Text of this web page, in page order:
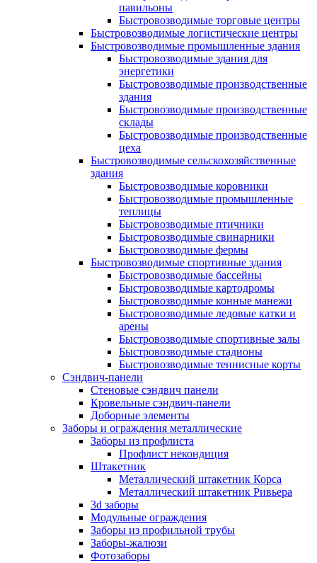
павильоны
Быстровозводимые торговые центры
Быстровозводимые логистические центры
Быстровозводимые промышленные здания
Быстровозводимые здания для
энергетики
Быстровозводимые производственные
здания
Быстровозводимые производственные
склады
Быстровозводимые производственные
цеха
Быстровозводимые сельскохозяйственные
здания
Быстровозводимые коровники
Быстровозводимые промышленные
теплицы
Быстровозводимые птичники
Быстровозводимые свинарники
Быстровозводимые фермы
Быстровозводимые спортивные здания
Быстровозводимые бассейны
Быстровозводимые картодромы
Быстровозводимые конные манежи
Быстровозводимые ледовые катки и
арены
Быстровозводимые спортивные залы
Быстровозводимые стадионы
Быстровозводимые теннисные корты
Сэндвич-панели
Стеновые сэндвич панели
Кровельные сэндвич-панели
Доборные элементы
Заборы и ограждения металлические
Заборы из профлиста
Профлист некондиция
Штакетник
Металлический штакетник Корса
Металлический штакетник Ривьера
3d заборы
Модульные ограждения
Заборы из профильной трубы
Заборы-жалюзи
Фотозаборы